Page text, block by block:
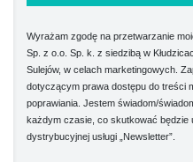
Wyrażam zgodę na przetwarzanie
Sp. z o.o. Sp. k. z siedzibą w
Sulejów, w celach marketingowych.
dotyczącym prawa dostępu do treści
poprawiania. Jestem świadom/
każdym czasie, co skutkować będzie
dystrybucyjnej usługi „Newsletter”.